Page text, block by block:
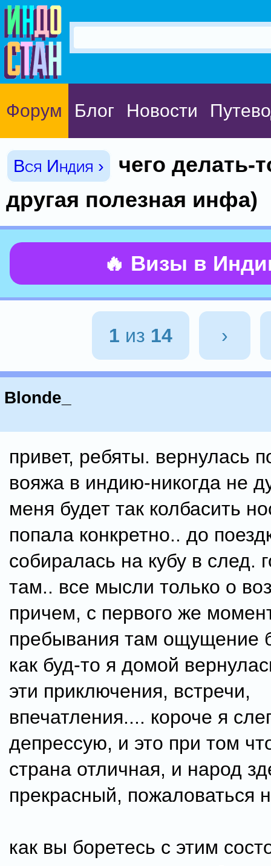
Форум Блог Новости
Вся Индия ›
чего делать-
другая полезная инфа)
🔥 Визы в
1 из 14 ›
Blonde_
привет, ребяты. вернулась
вояжа в индию-никогда не
меня будет так колбасить
попала конкретно.. до
собиралась на кубу в след.
там.. все мысли только о
причем, с первого же
пребывания там ощущение
как буд-то я домой
эти приключения, встречи,
впечатления.... короче я
депрессую, и это при том
страна отличная, и народ
прекрасный, пожаловаться
как вы боретесь с этим